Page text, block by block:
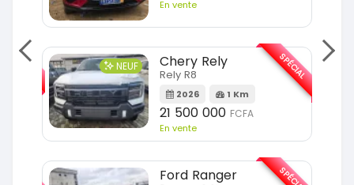
SPÉCIAL
En vente
NEUF Chery Rely
Rely R8
2026 1 Km
21 500 000 FCFA
En vente
SPÉCIAL
Ford Ranger